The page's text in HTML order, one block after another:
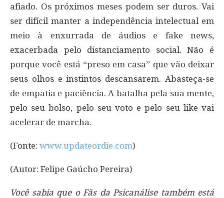
afiado. Os próximos meses podem ser duros. Vai
ser difícil manter a independência intelectual em
meio à enxurrada de áudios e fake news,
exacerbada pelo distanciamento social. Não é
porque você está “preso em casa” que vão deixar
seus olhos e instintos descansarem. Abasteça-se
de empatia e paciência. A batalha pela sua mente,
pelo seu bolso, pelo seu voto e pelo seu like vai
acelerar de marcha.
(Fonte: www.updateordie.com)
(Autor: Felipe Gaúcho Pereira)
Você sabia que o Fãs da Psicanálise também está